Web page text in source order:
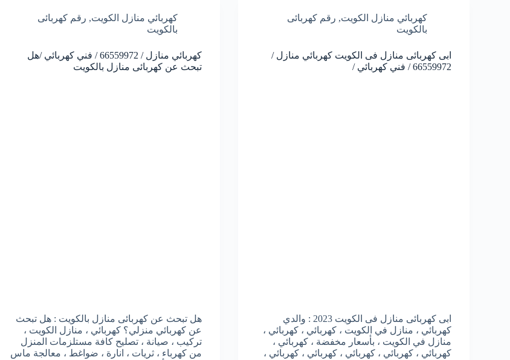
كهربائي منازل الكويت, رقم كهربائى
بالكويت
ابى كهربائى منازل فى الكويت كهربائي منازل /
66559972 / فني كهربائي /
ابى كهربائى منازل فى الكويت 2023 : والدي
كهربائي ، منازل في الكويت ، كهربائي ، كهربائي ،
منازل في الكويت ، بأسعار مخفضة ، كهربائي ،
كهربائي ، كهربائي ، كهربائي ، كهربائي ، كهربائي ،
كهربائي منازل الكويت, رقم كهربائى
بالكويت
كهربائي منازل / 66559972 / فني كهربائي /هل
تبحث عن كهربائى منازل بالكويت
هل تبحث عن كهربائى منازل بالكويت : هل تبحث
عن كهربائي منزلي؟ كهربائي ، منازل الكويت ،
تركيب ، صيانة ، تصليح كافة مستلزمات المنزل
من كهرباء ، ثريات ، انارة ، ضواغط ، معالجة ماس